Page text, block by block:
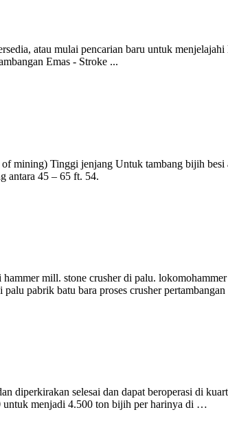
atau mulai pencarian baru untuk
Emas - Stroke ...
mining) Tinggi jenjang Untuk tambang bijih
antara 45 – 65 ft. 54.
mill. stone crusher di palu.
pabrik batu bara proses crusher
diperkirakan selesai dan dapat beroperasi di
untuk menjadi 4.500 ton bijih per harinya di …